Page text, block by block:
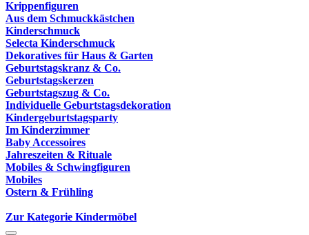
Krippenfiguren
Aus dem Schmuckkästchen
Kinderschmuck
Selecta Kinderschmuck
Dekoratives für Haus & Garten
Geburtstagskranz & Co.
Geburtstagskerzen
Geburtstagszug & Co.
Individuelle Geburtstagsdekoration
Kindergeburtstagsparty
Im Kinderzimmer
Baby Accessoires
Jahreszeiten & Rituale
Mobiles & Schwingfiguren
Mobiles
Ostern & Frühling
Zur Kategorie Kindermöbel